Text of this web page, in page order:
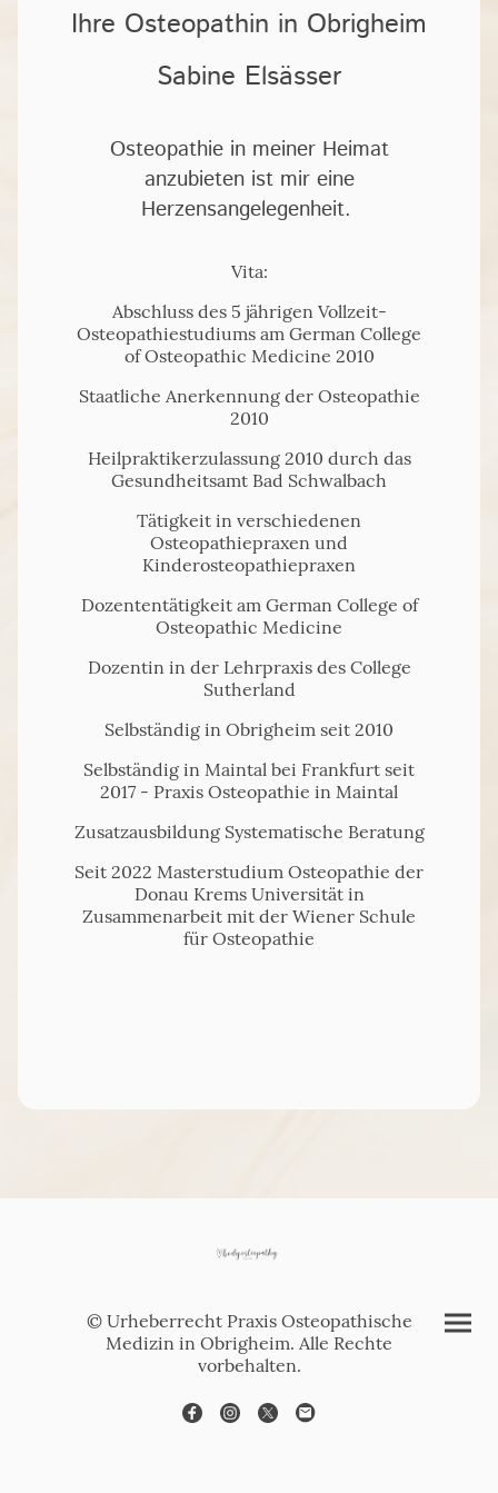
Ihre Osteopathin in Obrigheim
Sabine Elsässer
Osteopathie in meiner Heimat
anzubieten ist mir eine
Herzensangelegenheit.
Vita:
Abschluss des 5 jährigen Vollzeit-
Osteopathiestudiums am German College
of Osteopathic Medicine 2010
Staatliche Anerkennung der Osteopathie
2010
Heilpraktikerzulassung 2010 durch das
Gesundheitsamt Bad Schwalbach
Tätigkeit in verschiedenen
Osteopathiepraxen und
Kinderosteopathiepraxen
Dozententätigkeit am German College of
Osteopathic Medicine
Dozentin in der Lehrpraxis des College
Sutherland
Selbständig in Obrigheim seit 2010
Selbständig in Maintal bei Frankfurt seit
2017 - Praxis Osteopathie in Maintal
Zusatzausbildung Systematische Beratung
Seit 2022 Masterstudium Osteopathie der
Donau Krems Universität in
Zusammenarbeit mit der Wiener Schule
für Osteopathie
© Urheberrecht Praxis Osteopathische
Medizin in Obrigheim. Alle Rechte
vorbehalten.